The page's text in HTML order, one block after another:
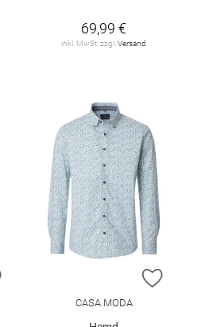
69,99 €
inkl. MwSt. zzgl. Versand
ZUR WUNSCHLISTE HINZUFÜGEN
ZUR
CASA MODA